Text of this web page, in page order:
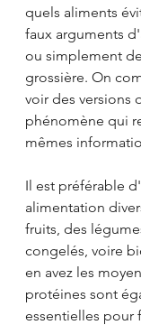
quels aliments
faux arguments
ou simplement
grossière. On
voir des versions
phénomène qui
mêmes
Il est préférable
alimentation
fruits, des
congelés, voire
en avez les
protéines sont
essentielles pour